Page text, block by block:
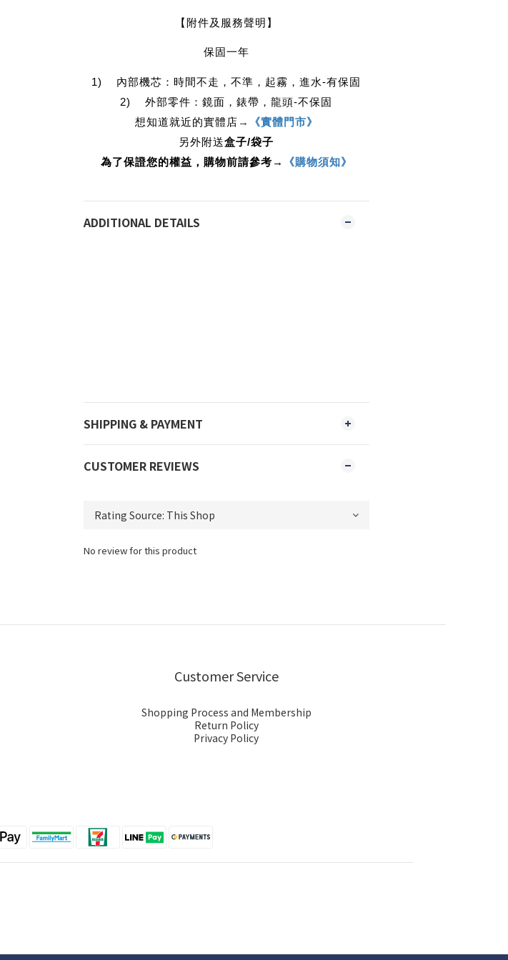
【附件及服務聲明】
保固一年
1)    內部機芯：時間不走，不準，起霧，進水-有保固
2)    外部零件：鏡面，錶帶，龍頭-不保固
想知道就近的實體店 →
《實體門市》
另外附送盒子/袋子
為了保證您的權益，購物前請參考→
《購物須知》
ADDITIONAL DETAILS
SHIPPING & PAYMENT
CUSTOMER REVIEWS
No review for this product
Customer Service
Shopping Process and Membership
Return Policy
Privacy Policy